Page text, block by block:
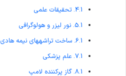
تحقیقات علمی
نور لیزر و هولوگرافی
ساخت تراشه­های نیمه هادی
علم پزشکی
گاز پرکننده لامپ